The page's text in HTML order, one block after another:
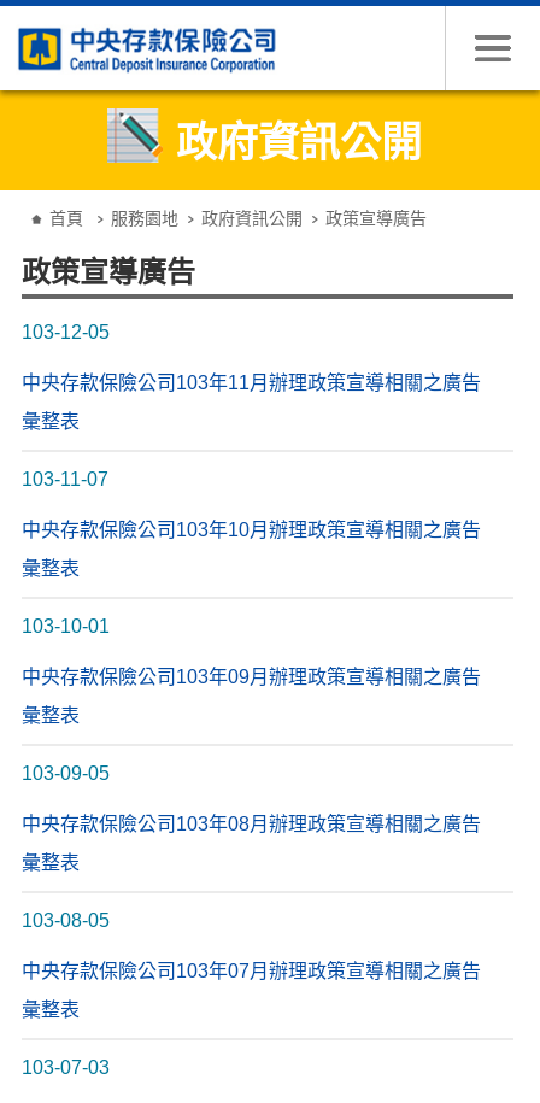
政府資訊公開
首頁 服務園地 政府資訊公開 政策宣導廣告
政策宣導廣告
103-12-05
中央存款保險公司103年11月辦理政策宣導相關之廣告
彙整表
103-11-07
中央存款保險公司103年10月辦理政策宣導相關之廣告
彙整表
103-10-01
中央存款保險公司103年09月辦理政策宣導相關之廣告
彙整表
103-09-05
中央存款保險公司103年08月辦理政策宣導相關之廣告
彙整表
103-08-05
中央存款保險公司103年07月辦理政策宣導相關之廣告
彙整表
103-07-03